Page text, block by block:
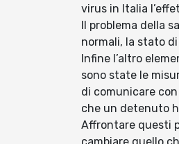
virus in Italia
Il problema della
normali, la stato
Infine l’altro
sono state le
di comunicare
che un detenuto
Affrontare questi